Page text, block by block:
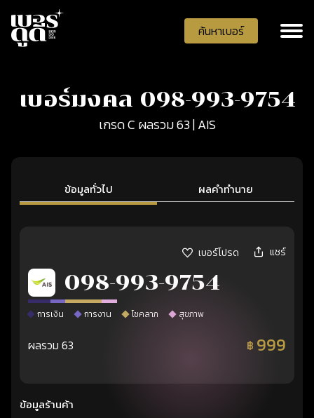
ค้นหาเบอร์
เบอร์มงคล 098-993-9754
เกรด C ผลรวม 63 | AIS
ข้อมูลทั่วไป ผลคำทำนาย
เบอร์โปรด แชร์
098-993-9754
การเงิน การงาน โชคลาภ สุขภาพ
ผลรวม 63 ฿ 999
ข้อมูลร้านค้า